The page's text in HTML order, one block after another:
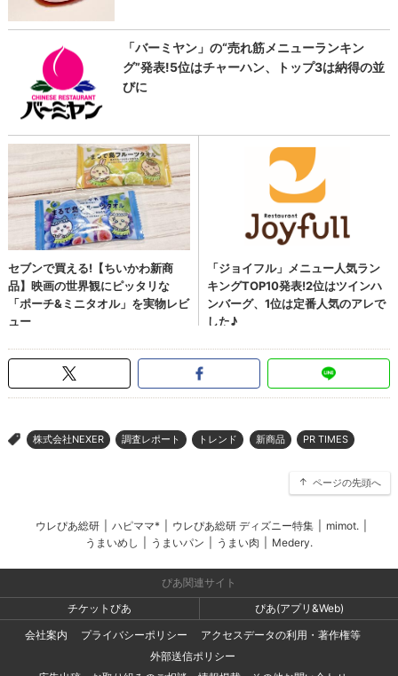
> 株式会社NEXER 調査レポート トレンド 新商品 PR TIMES
ページの先頭へ
ウレぴあ総研 ハピママ* ウレぴあ総研 ディズニー特集 mimot.
うまいめし
うまいパン うまい肉 Medery.
ぴあ関連サイト
チケットぴあ
ぴあ(アプリ&Web)
会社案内
プライバシーポリシー
アクセスデータの利用・著作権等
外部送信ポリシー